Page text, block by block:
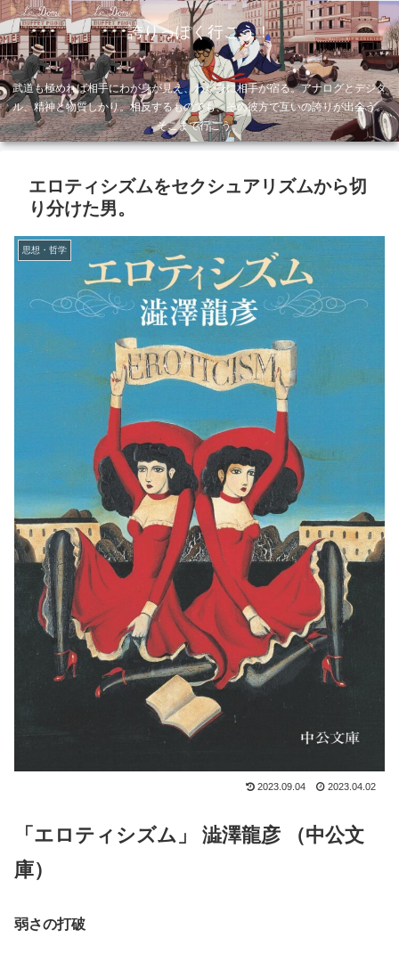
誇りっぽく行こう！
武道も極めれば相手にわが身が見え、わが身に相手が宿る。アナログとデジタ
ル、精神と物質しかり。相反するものでも、その彼方で互いの誇りが出会う。
そこまで行こう。
エロティシズムをセクシュアリズムから切
り分けた男。
思想・哲学
2023.09.04 2023.04.02
「エロティシズム」 澁澤龍彦 （中公文
庫）
弱さの打破